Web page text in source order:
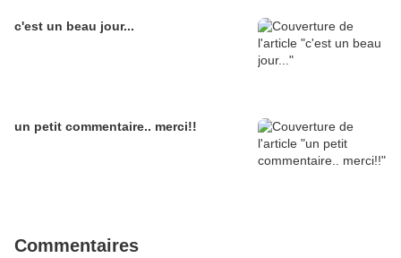
c'est un beau jour...
un petit commentaire.. merci!!
Commentaires